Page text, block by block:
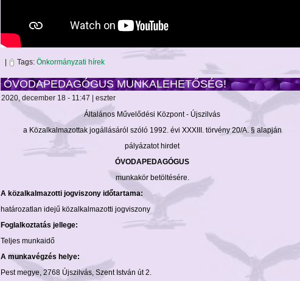
| Tags: Önkormányzati hírek
ÓVODAPEDAGÓGUS MUNKALEHETŐSÉG!
2020, december 18 - 11:47 | eszter
Általános Művelődési Központ - Újszilvás
a Közalkalmazottak jogállásáról szóló 1992. évi XXXIII. törvény 20/A. § alapján
pályázatot hirdet
ÓVODAPEDAGÓGUS
munkakör betöltésére.
A közalkalmazotti jogviszony időtartama:
határozatlan idejű közalkalmazotti jogviszony
Foglalkoztatás jellege:
Teljes munkaidő
A munkavégzés helye:
Pest megye, 2768 Újszilvás, Szent István út 2.